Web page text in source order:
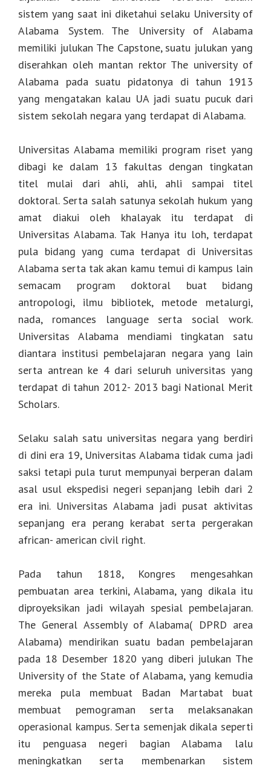
sistem yang saat ini diketahui selaku University of
Alabama System. The University of Alabama
memiliki julukan The Capstone, suatu julukan yang
diserahkan oleh mantan rektor The university of
Alabama pada suatu pidatonya di tahun 1913
yang mengatakan kalau UA jadi suatu pucuk dari
sistem sekolah negara yang terdapat di Alabama.
Universitas Alabama memiliki program riset yang
dibagi ke dalam 13 fakultas dengan tingkatan
titel mulai dari ahli, ahli, ahli sampai titel
doktoral. Serta salah satunya sekolah hukum yang
amat diakui oleh khalayak itu terdapat di
Universitas Alabama. Tak Hanya itu loh, terdapat
pula bidang yang cuma terdapat di Universitas
Alabama serta tak akan kamu temui di kampus lain
semacam program doktoral buat bidang
antropologi, ilmu bibliotek, metode metalurgi,
nada, romances language serta social work.
Universitas Alabama mendiami tingkatan satu
diantara institusi pembelajaran negara yang lain
serta antrean ke 4 dari seluruh universitas yang
terdapat di tahun 2012- 2013 bagi National Merit
Scholars.
Selaku salah satu universitas negara yang berdiri
di dini era 19, Universitas Alabama tidak cuma jadi
saksi tetapi pula turut mempunyai berperan dalam
asal usul ekspedisi negeri sepanjang lebih dari 2
era ini. Universitas Alabama jadi pusat aktivitas
sepanjang era perang kerabat serta pergerakan
african- american civil right.
Pada tahun 1818, Kongres mengesahkan
pembuatan area terkini, Alabama, yang dikala itu
diproyeksikan jadi wilayah spesial pembelajaran.
The General Assembly of Alabama( DPRD area
Alabama) mendirikan suatu badan pembelajaran
pada 18 Desember 1820 yang diberi julukan The
University of the State of Alabama, yang kemudia
mereka pula membuat Badan Martabat buat
membuat pemograman serta melaksanakan
operasional kampus. Serta semenjak dikala seperti
itu penguasa negeri bagian Alabama lalu
meningkatkan serta membenarkan sistem